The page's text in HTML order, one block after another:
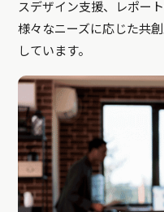
スデザイン支援、レポー
様々なニーズに応じた共
しています。